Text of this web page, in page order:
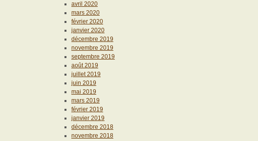
avril 2020
mars 2020
février 2020
janvier 2020
décembre 2019
novembre 2019
septembre 2019
août 2019
juillet 2019
juin 2019
mai 2019
mars 2019
février 2019
janvier 2019
décembre 2018
novembre 2018